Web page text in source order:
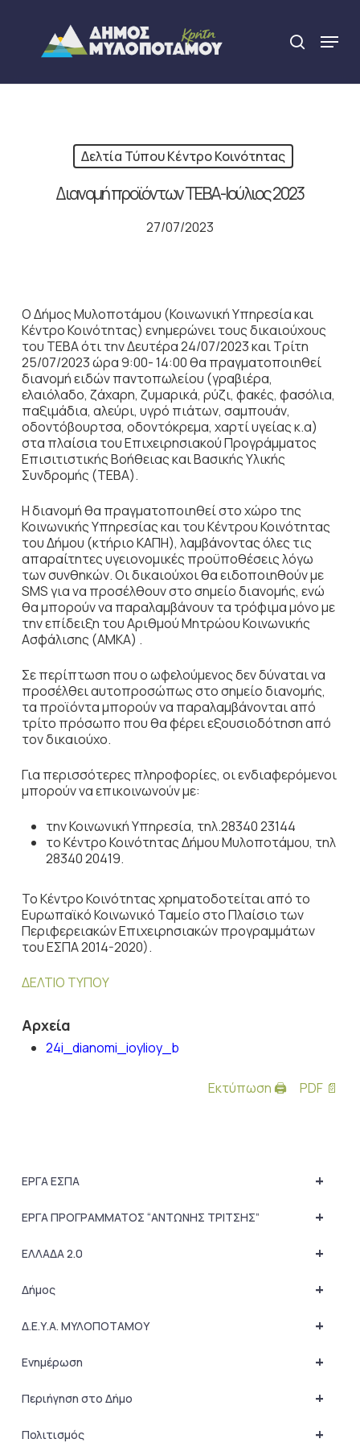
content
search
Menu
Δελτία Τύπου Κέντρο Κοινότητας
Διανομή προϊόντων ΤΕΒΑ-Ιούλιος 2023
27/07/2023
O Δήμος Μυλοποτάμου (Κοινωνική Υπηρεσία και
Κέντρο Κοινότητας) ενημερώνει τους δικαιούχους
του ΤΕΒΑ ότι την Δευτέρα 24/07/2023 και Τρίτη
25/07/2023 ώρα 9:00- 14:00 θα πραγματοποιηθεί
διανομή ειδών παντοπωλείου (γραβιέρα,
ελαιόλαδο, ζάχαρη, ζυμαρικά, ρύζι, φακές, φασόλια,
παξιμάδια, αλεύρι, υγρό πιάτων, σαμπουάν,
οδοντόβουρτσα, οδοντόκρεμα, χαρτί υγείας κ.α)
στα πλαίσια του Επιχειρησιακού Προγράμματος
Επισιτιστικής Βοήθειας και Βασικής Υλικής
Συνδρομής (ΤΕΒΑ).
Η διανομή θα πραγματοποιηθεί στο χώρο της
Κοινωνικής Υπηρεσίας και του Κέντρου Κοινότητας
του Δήμου (κτήριο ΚΑΠΗ), λαμβάνοντας όλες τις
απαραίτητες υγειονομικές προϋποθέσεις λόγω
των συνθηκών. Οι δικαιούχοι θα ειδοποιηθούν με
SMS για να προσέλθουν στο σημείο διανομής, ενώ
θα μπορούν να παραλαμβάνουν τα τρόφιμα μόνο με
την επίδειξη του Αριθμού Μητρώου Κοινωνικής
Ασφάλισης (ΑΜΚΑ) .
Σε περίπτωση που ο ωφελούμενος δεν δύναται να
προσέλθει αυτοπροσώπως στο σημείο διανομής,
τα προϊόντα μπορούν να παραλαμβάνονται από
τρίτο πρόσωπο που θα φέρει εξουσιοδότηση από
τον δικαιούχο.
Για περισσότερες πληροφορίες, οι ενδιαφερόμενοι
μπορούν να επικοινωνούν με:
την Κοινωνική Υπηρεσία, τηλ.28340 23144
το Κέντρο Κοινότητας Δήμου Μυλοποτάμου, τηλ
28340 20419.
Το Κέντρο Κοινότητας χρηματοδοτείται από το
Ευρωπαϊκό Κοινωνικό Ταμείο στο Πλαίσιο των
Περιφερειακών Επιχειρησιακών προγραμμάτων
του ΕΣΠΑ 2014-2020).
ΔΕΛΤΙΟ ΤΥΠΟΥ
Αρχεία
24i_dianomi_ioylioy_b
Εκτύπωση 🖨 PDF 📄
+
ΕΡΓΑ ΕΣΠΑ
+
ΕΡΓΑ ΠΡΟΓΡΑΜΜΑΤΟΣ “ΑΝΤΩΝΗΣ ΤΡΙΤΣΗΣ”
+
ΕΛΛΑΔΑ 2.0
+
Δήμος
+
Δ.Ε.Υ.Α. ΜΥΛΟΠΟΤΑΜΟΥ
+
Ενημέρωση
+
Περιήγηση στο Δήμο
+
Πολιτισμός
Close